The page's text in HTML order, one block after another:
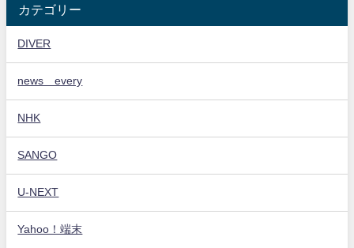
カテゴリー
DIVER
news every
NHK
SANGO
U-NEXT
Yahoo！端末